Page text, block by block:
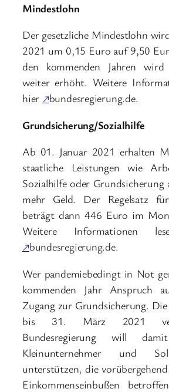
Mindestlohn
Der gesetzliche Mindestlohn
2021 um 0,15 Euro auf 9,50
den kommenden Jahren
weiter erhöht. Weitere
hier ↗bundesregierung.de.
Grundsicherung/Sozialhilfe
Ab 01. Januar 2021 erhalten
staatliche Leistungen wie
Sozialhilfe oder Grundsicherung
mehr Geld. Der Regelsatz
beträgt dann 446 Euro im
Weitere Informationen
↗bundesregierung.de.
Wer pandemiebedingt in Not
kommenden Jahr Anspruch
Zugang zur Grundsicherung.
bis 31. März 2021
Bundesregierung will
Kleinunternehmer und
unterstützen, die
Einkommenseinbußen